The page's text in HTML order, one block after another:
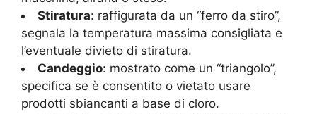
Stiratura: raffigurata da un “ferro da stiro”,
segnala la temperatura massima consigliata e
l’eventuale divieto di stiratura.
Candeggio: mostrato come un “triangolo”,
specifica se è consentito o vietato usare
prodotti sbiancanti a base di cloro.